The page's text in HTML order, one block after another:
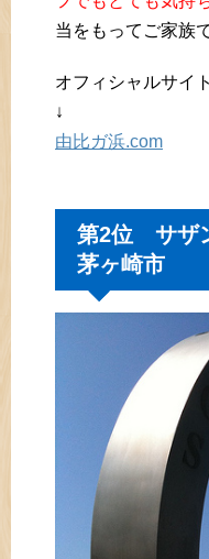
当をもってご家族
オフィシャルサイ
↓
由比ガ浜.com
第2位 サザ
茅ヶ崎市